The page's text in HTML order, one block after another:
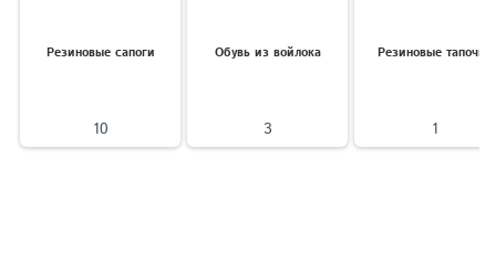
Резиновые сапоги
10
Обувь из войлока
3
Резиновые тапочки
1